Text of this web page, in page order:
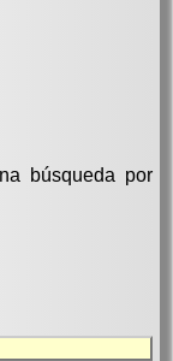
búsqueda por